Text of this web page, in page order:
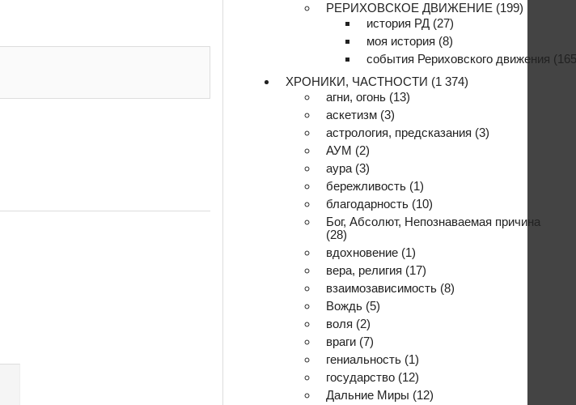
РЕРИХОВСКОЕ ДВИЖЕНИЕ (199)
история РД (27)
моя история (8)
события Рериховского движения
ХРОНИКИ, ЧАСТНОСТИ (1 374)
агни, огонь (13)
аскетизм (3)
астрология, предсказания (3)
АУМ (2)
аура (3)
бережливость (1)
благодарность (10)
Бог, Абсолют, Непознаваемая причина
(28)
вдохновение (1)
вера, религия (17)
взаимозависимость (8)
Вождь (5)
воля (2)
враги (7)
гениальность (1)
государство (12)
Дальние Миры (12)